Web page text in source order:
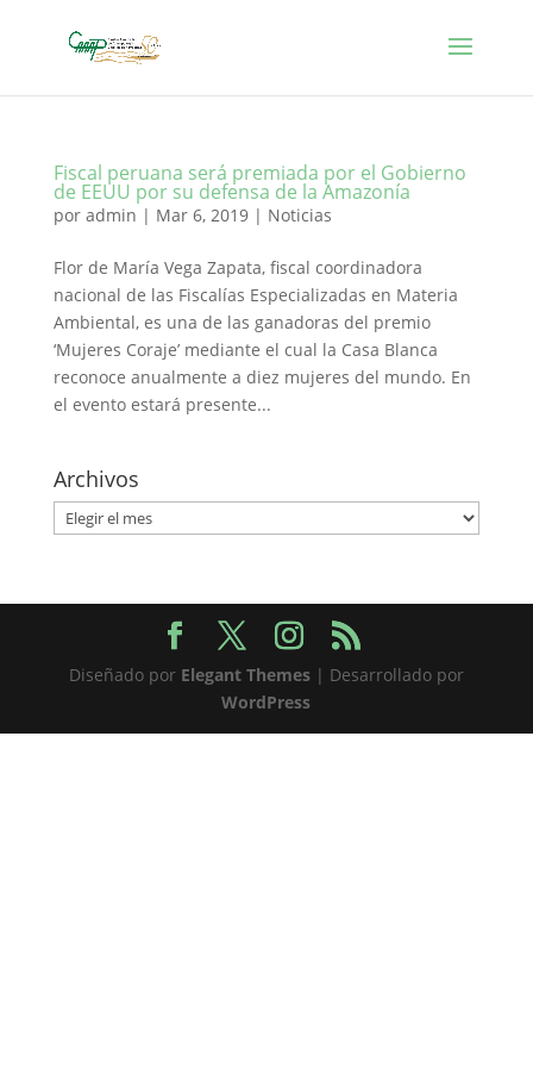
Fiscal peruana será premiada por el Gobierno
de EEUU por su defensa de la Amazonía
por admin | Mar 6, 2019| Noticias
Flor de María Vega Zapata, fiscal coordinadora
nacional de las Fiscalías Especializadas en Materia
Ambiental, es una de las ganadoras del premio
‘Mujeres Coraje’ mediante el cual la Casa Blanca
reconoce anualmente a diez mujeres del mundo. En
el evento estará presente...
Archivos
Archivos
Diseñado por Elegant Themes| Desarrollado por
WordPress